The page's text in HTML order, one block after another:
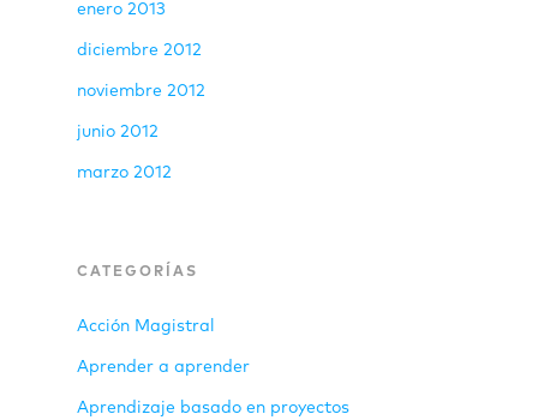
enero 2013
diciembre 2012
noviembre 2012
junio 2012
marzo 2012
CATEGORÍAS
Acción Magistral
Aprender a aprender
Aprendizaje basado en proyectos